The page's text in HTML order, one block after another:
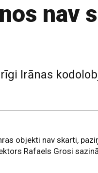
nav
Irānas
objekti nav skarti,
Rafaels Grosi